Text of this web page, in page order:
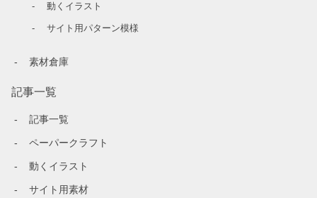
動くイラスト
サイト用パターン模様
素材倉庫
記事一覧
記事一覧
ペーパークラフト
動くイラスト
サイト用素材